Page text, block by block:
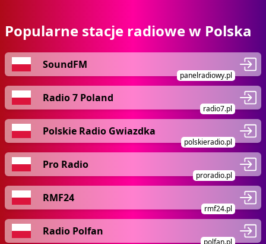
Popularne stacje radiowe w Polska
SoundFM
panelradiowy.pl
Radio 7 Poland
radio7.pl
Polskie Radio Gwiazdka
polskieradio.pl
Pro Radio
proradio.pl
RMF24
rmf24.pl
Radio Polfan
polfan.pl